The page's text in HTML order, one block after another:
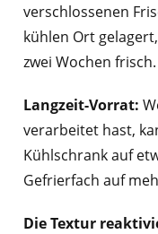
verschlossenen
kühlen Ort
zwei Wochen frisch.
Langzeit-Vorrat:
verarbeitet hast,
Kühlschrank auf
Gefrierfach auf
Die Textur